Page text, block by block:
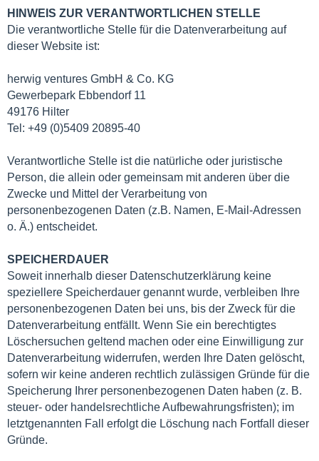
HINWEIS ZUR VERANTWORTLICHEN STELLE
Die verantwortliche Stelle für die Datenverarbeitung auf
dieser Website ist:
herwig ventures GmbH & Co. KG
Gewerbepark Ebbendorf 11
49176 Hilter
Tel: +49 (0)5409 20895-40
Verantwortliche Stelle ist die natürliche oder juristische
Person, die allein oder gemeinsam mit anderen über die
Zwecke und Mittel der Verarbeitung von
personenbezogenen Daten (z.B. Namen, E-Mail-Adressen
o. Ä.) entscheidet.
SPEICHERDAUER
Soweit innerhalb dieser Datenschutzerklärung keine
speziellere Speicherdauer genannt wurde, verbleiben Ihre
personenbezogenen Daten bei uns, bis der Zweck für die
Datenverarbeitung entfällt. Wenn Sie ein berechtigtes
Löschersuchen geltend machen oder eine Einwilligung zur
Datenverarbeitung widerrufen, werden Ihre Daten gelöscht,
sofern wir keine anderen rechtlich zulässigen Gründe für die
Speicherung Ihrer personenbezogenen Daten haben (z. B.
steuer- oder handelsrechtliche Aufbewahrungsfristen); im
letztgenannten Fall erfolgt die Löschung nach Fortfall dieser
Gründe.